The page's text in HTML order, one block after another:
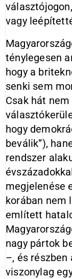
vagy
ténylegesen
hogy a
senki sem
Csak hát nem
hogy
beválik”),
rendszer
megjelenése
korában nem
említett
nagy pártok
–, és
viszonylag